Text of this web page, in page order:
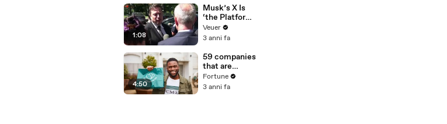
Trump
1:08
Musk’s X Is
‘the Platform
With the
Largest Ratio
Misinformatio
n or
Disinformatio
n’ Amongst
All Social
Veuer
3 anni fa
4:50
59 companies
that are
changing the
world: From
Fortune
3 anni fa